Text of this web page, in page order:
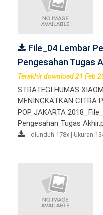
File_04 Lembar
Pengesahan Tugas
Terakhir download 21 Feb
STRATEGI HUMAS
MENINGKATKAN CITRA
POP JAKARTA
Pengesahan Tugas
diunduh 178x | Ukuran